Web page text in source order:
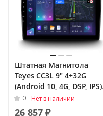
Штатная Магнитола
Teyes CC3L 9" 4+32G
(Android 10, 4G, DSP, IPS)
для Toyota Land Cruiser
Prado 150 Series 2009 -
0 Нет в наличии
26 857 ₽